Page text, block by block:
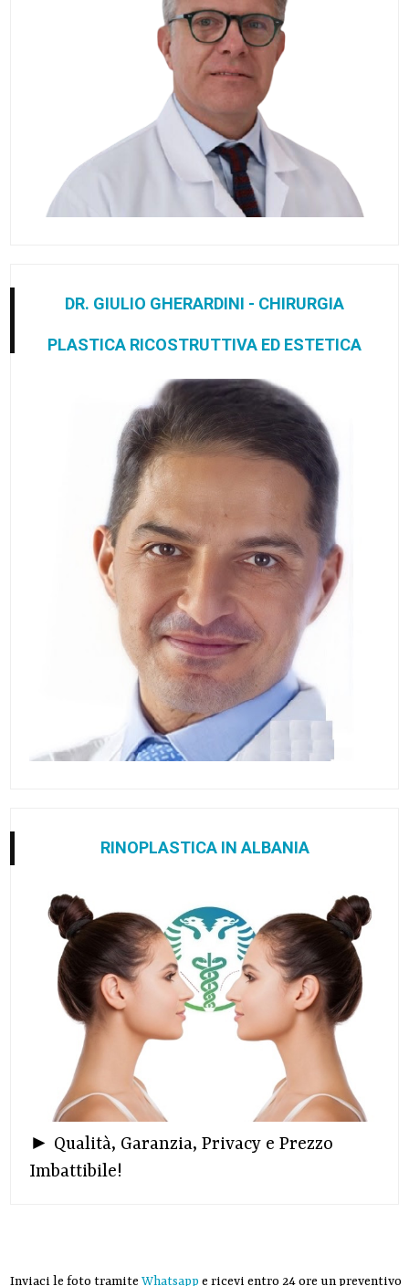
DR. GIULIO GHERARDINI - CHIRURGIA
PLASTICA RICOSTRUTTIVA ED ESTETICA
RINOPLASTICA IN ALBANIA
► Qualità, Garanzia, Privacy e Prezzo
Imbattibile!
Inviaci le foto tramite Whatsapp e ricevi entro 24 ore un preventivo